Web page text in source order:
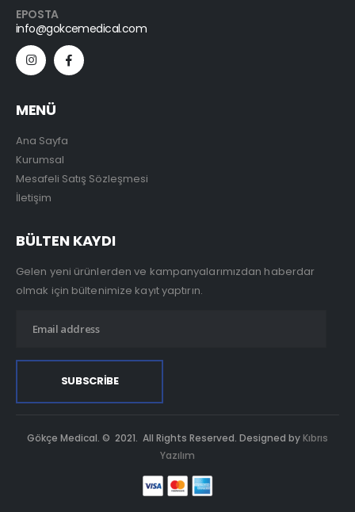
EPOSTA
info@gokcemedical.com
MENÜ
Ana Sayfa
Kurumsal
Mesafeli Satış Sözleşmesi
İletişim
BÜLTEN KAYDI
Gelen yeni ürünlerden ve kampanyalarımızdan haberdar
olmak için bültenimize kayıt yaptırın.
Gökçe Medical. © 2021. All Rights Reserved. Designed by Kıbrıs
Yazılım